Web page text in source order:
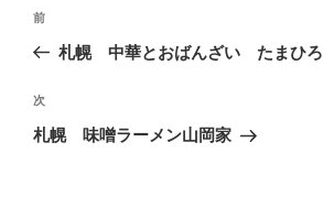
投
ビ
ゲ
前
の
稿
前
札幌 中華とおばんざい たまひろ
次
の
次
札幌 味噌ラーメン山岡家